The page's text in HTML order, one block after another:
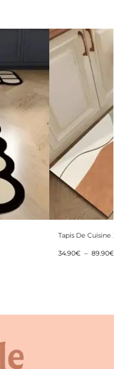
Tapis De Cuisine
34.90€ – 89.90€